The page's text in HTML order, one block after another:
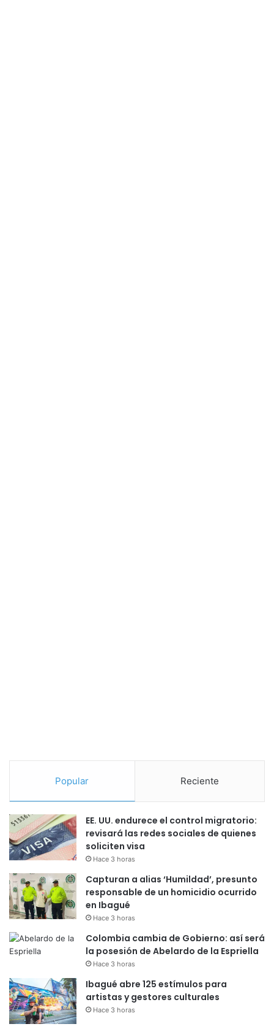
Popular Reciente
EE. UU. endurece el control migratorio:
revisará las redes sociales de quienes
soliciten visa
Hace 3 horas
Capturan a alias ‘Humildad’, presunto
responsable de un homicidio ocurrido
en Ibagué
Hace 3 horas
Colombia cambia de Gobierno: así será
la posesión de Abelardo de la Espriella
Hace 3 horas
Ibagué abre 125 estímulos para
artistas y gestores culturales
Hace 3 horas